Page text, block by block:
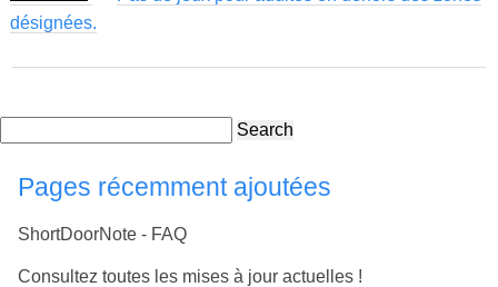
désignées.
Search
Pages récemment ajoutées
ShortDoorNote - FAQ
Consultez toutes les mises à jour actuelles !